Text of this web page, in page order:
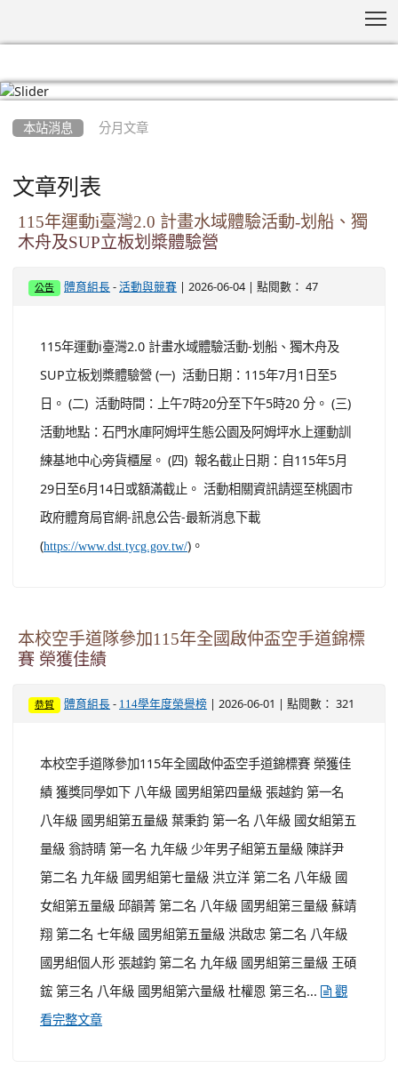
本站消息 分月文章
文章列表
115年運動i臺灣2.0 計畫水域體驗活動-划船、獨
木舟及SUP立板划槳體驗營
公告 體育組長 -活動與競賽 | 2026-06-04 | 點閱數： 47
115年運動i臺灣2.0 計畫水域體驗活動-划船、獨木舟及
SUP立板划槳體驗營 (一) 活動日期：115年7月1日至5
日。 (二) 活動時間：上午7時20分至下午5時20 分。 (三)
活動地點：石門水庫阿姆坪生態公園及阿姆坪水上運動訓
練基地中心旁貨櫃屋。 (四) 報名截止日期：自115年5月
29日至6月14日或額滿截止。 活動相關資訊請逕至桃園市
政府體育局官網-訊息公告-最新消息下載
(https://www.dst.tycg.gov.tw/)。
本校空手道隊參加115年全國啟仲盃空手道錦標
賽 榮獲佳績
恭賀 體育組長 - 114學年度榮譽榜 | 2026-06-01 | 點閱數： 321
本校空手道隊參加115年全國啟仲盃空手道錦標賽 榮獲佳
績 獲獎同學如下 八年級 國男組第四量級 張越鈞 第一名
八年級 國男組第五量級 葉秉鈞 第一名 八年級 國女組第五
量級 翁詩晴 第一名 九年級 少年男子組第五量級 陳詳尹
第二名 九年級 國男組第七量級 洪立洋 第二名 八年級 國
女組第五量級 邱韻菁 第二名 八年級 國男組第三量級 蘇靖
翔 第二名 七年級 國男組第五量級 洪啟忠 第二名 八年級
國男組個人形 張越鈞 第二名 九年級 國男組第三量級 王碩
鋐 第三名 八年級 國男組第六量級 杜權恩 第三名...
觀
看完整文章